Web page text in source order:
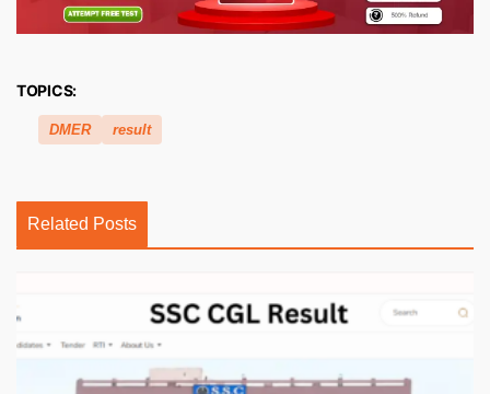
TOPICS:
DMER result
Related Posts